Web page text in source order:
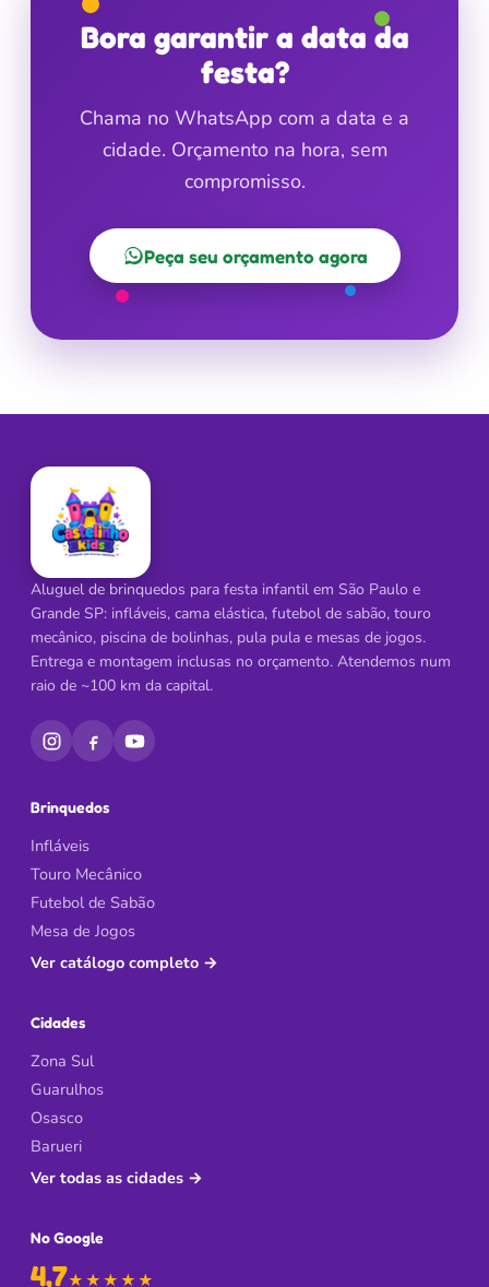
Bora garantir a data da
festa?
Chama no WhatsApp com a data e a
cidade. Orçamento na hora, sem
compromisso.
Peça seu orçamento agora
Aluguel de brinquedos para festa infantil em São Paulo e
Grande SP: infláveis, cama elástica, futebol de sabão, touro
mecânico, piscina de bolinhas, pula pula e mesas de jogos.
Entrega e montagem inclusas no orçamento. Atendemos num
raio de ~100 km da capital.
Brinquedos
Infláveis
Touro Mecânico
Futebol de Sabão
Mesa de Jogos
Ver catálogo completo →
Cidades
Zona Sul
Guarulhos
Osasco
Barueri
Ver todas as cidades →
No Google
4,7★★★★★
de 5 no Google